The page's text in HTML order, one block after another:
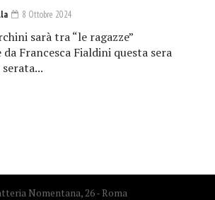
8 Ottobre 2024
sarà tra “le ragazze”
Francesca Fialdini questa sera
Nomentana, 26 - Roma